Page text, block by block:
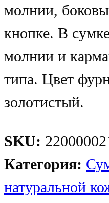
молнии,
кнопке. В
молнии и
типа. Цвет
золотистый.
SKU:
Категория:
натуральной